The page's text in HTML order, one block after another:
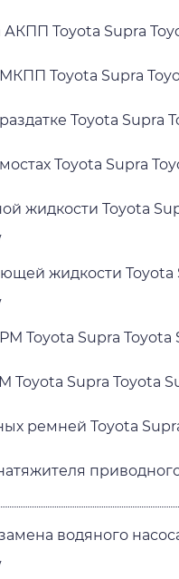
Toyota Supra
Toyota Supra
Toyota Supra
Toyota Supra
жидкости Toyota
жидкости Toyota
Toyota Supra Toyota
Toyota Supra Toyota
ремней Toyota
водяного